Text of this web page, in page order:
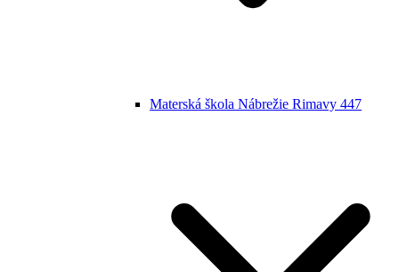
Materská škola Nábrežie Rimavy 447